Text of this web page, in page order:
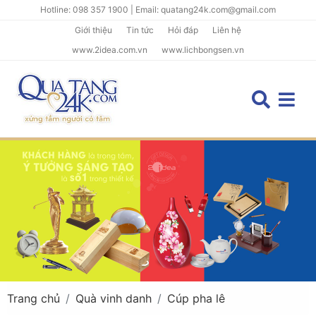
Hotline: 098 357 1900 | Email: quatang24k.com@gmail.com
Giới thiệu
Tin tức Hỏi đáp
Liên hệ
www.2idea.com.vn
www.lichbongsen.vn
Trang chủ Quà vinh danh Cúp pha lê